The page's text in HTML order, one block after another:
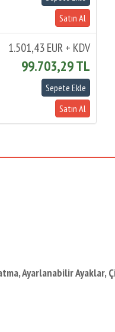
1.501,43 EUR + KDV
99.703,29 TL
Ayarlanabilir Ayaklar,